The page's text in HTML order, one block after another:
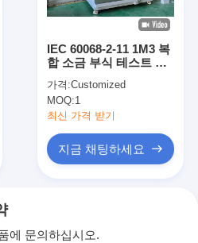
IEC 60068-2-11 1M3 복
합 소금 부식 테스트 챔
70~170Kpa
가격:Customized
MOQ:1
최신 가격 받기
지금 채팅하세요
에 문의하십시오.